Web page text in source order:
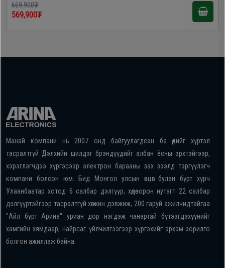
669,900₮
569,900₮
Манай компани нь 2007 онд байгуулагдсан ба өдийг хүртэл
тасралтгүй Дэлхийн шилдэг брэндүүдийг албан ёсны эрхтэйгээр,
хэрэглэгчдээ хүргэсээр электрон барааны зах зээлд тэргүүлэгч
компани болсон юм. Бид Монгол улсын өнцөг булан бүрт хүрч
Улаанбаатар хотод 6 салбар дэлгүүр, хөдөө орон нутагт 22 салбар
дэлгүүртэйгээр тасралтгүй хөгжин дэвжиж, 200 гаруй ажилчидтайгаа
"Айл бүрт Арина" уриан дор нэгдэж чанартай бүтээгдэхүүнийг
хамгийн хямдаар, найрсаг үйлчилгээгээр хүргэхийг эрхэм зорилго
болгон ажиллаж байна.